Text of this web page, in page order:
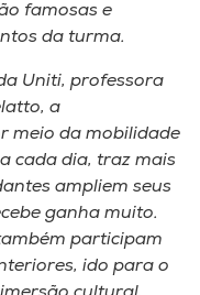
famosas e
da turma.
Uniti, professora
a
meio da mobilidade
cada dia, traz mais
ampliem seus
ganha muito.
participam
ido para o